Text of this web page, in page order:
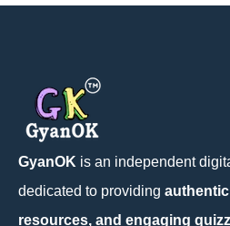
GyanOK is an independent
dedicated to providing
resources, and engaging